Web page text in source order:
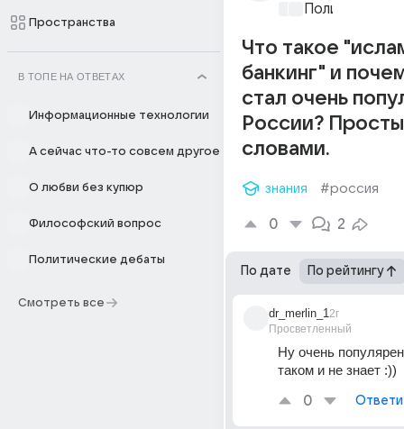
Пространства
В ТОПЕ НА ОТВЕТАХ
Информационные технологии
А сейчас что-то совсем другое
О любви без купюр
Философский вопрос
Политические дебаты
Смотреть все
Что такое
банкинг" и
стал очень
России?
словами.
знания #россия
0 2
По дате По рейтингу
dr_merlin_1
Просветленный
2г
Ну очень
таком и не знает :))
0